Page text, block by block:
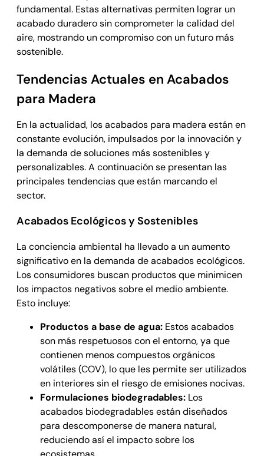
fundamental. Estas alternativas permiten lograr un
acabado duradero sin comprometer la calidad del
aire, mostrando un compromiso con un futuro más
sostenible.
Tendencias Actuales en Acabados
para Madera
En la actualidad, los acabados para madera están en
constante evolución, impulsados por la innovación y
la demanda de soluciones más sostenibles y
personalizables. A continuación se presentan las
principales tendencias que están marcando el
sector.
Acabados Ecológicos y Sostenibles
La conciencia ambiental ha llevado a un aumento
significativo en la demanda de acabados ecológicos.
Los consumidores buscan productos que minimicen
los impactos negativos sobre el medio ambiente.
Esto incluye:
Productos a base de agua: Estos acabados
son más respetuosos con el entorno, ya que
contienen menos compuestos orgánicos
volátiles (COV), lo que les permite ser utilizados
en interiores sin el riesgo de emisiones nocivas.
Formulaciones biodegradables: Los
acabados biodegradables están diseñados
para descomponerse de manera natural,
reduciendo así el impacto sobre los